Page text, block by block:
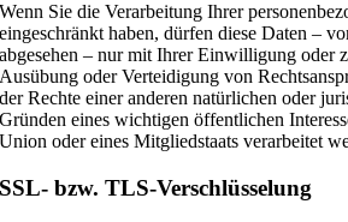
Wenn Sie die Verarbeitung Ihrer
eingeschränkt haben, dürfen diese Daten –
abgesehen – nur mit Ihrer Einwilligung oder
Ausübung oder Verteidigung von
der Rechte einer anderen natürlichen oder
Gründen eines wichtigen öffentlichen
Union oder eines Mitgliedstaats verarbeitet
SSL- bzw. TLS-Verschlüsselung